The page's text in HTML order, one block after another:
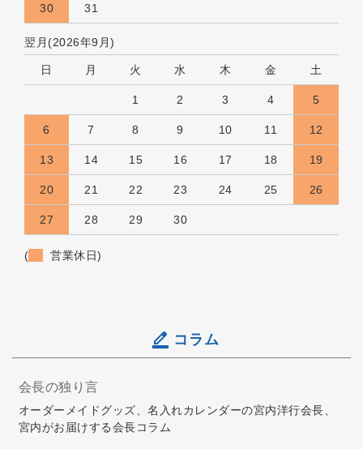
30 31
翌月(2026年9月)
日 月 火 水 木 金 土
1 2 3 4 5
6 7 8 9 10 11 12
13 14 15 16 17 18 19
20 21 22 23 24 25 26
27 28 29 30
( 営業休日)
コラム
会長の独り言
オーダーメイドグッズ、名入れカレンダーの宮内洋行会長、
宮内がお届けする会長コラム